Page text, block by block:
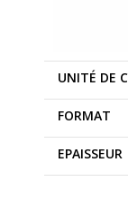
UNITÉ DE
FORMAT
EPAISSEUR